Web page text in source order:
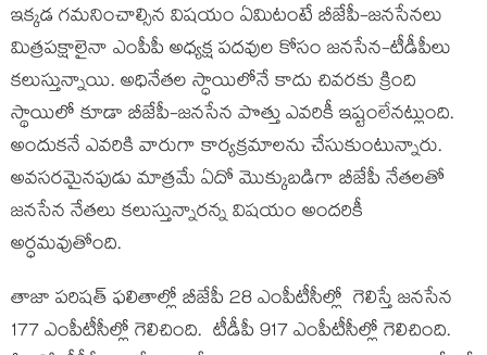
ఇక్కడ గమనించాల్సిన విషయం ఏమిటంటే బీజేపీ-జనసేనలు
మిత్రపక్షాలైనా ఎంపీపీ అధ్యక్ష పదవుల కోసం జనసేన-టీడీపీలు
కలుస్తున్నాయి. అధినేతల స్ధాయిలోనే కాదు చివరకు క్రింది
స్థాయిలో కూడా బీజేపీ-జనసేన పొత్తు ఎవరికీ ఇష్టంలేనట్లుంది.
అందుకనే ఎవరికి వారుగా కార్యక్రమాలను చేసుకుంటున్నారు.
అవసరమైనపుడు మాత్రమే ఏదో మొక్కుబడిగా బీజేపీ నేతలతో
జనసేన నేతలు కలుస్తున్నారన్న విషయం అందరికీ
అర్ధమవుతోంది.
తాజా పరిషత్ ఫలితాల్లో బీజేపీ 28 ఎంపీటీసీల్లో గెలిస్తే జనసేన
177 ఎంపీటీసీల్లో గెలిచింది. టీడీపీ 917 ఎంపీటీసీల్లో గెలిచింది.